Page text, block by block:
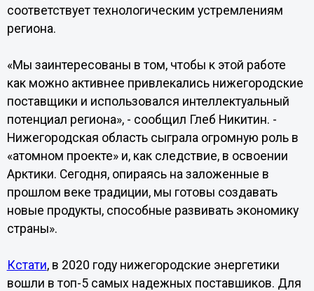
соответствует технологическим устремлениям
региона.
«Мы заинтересованы в том, чтобы к этой работе
как можно активнее привлекались нижегородские
поставщики и использовался интеллектуальный
потенциал региона», - сообщил Глеб Никитин. -
Нижегородская область сыграла огромную роль в
«атомном проекте» и, как следствие, в освоении
Арктики. Сегодня, опираясь на заложенные в
прошлом веке традиции, мы готовы создавать
новые продукты, способные развивать экономику
страны».
Кстати, в 2020 году нижегородские энергетики
вошли в топ-5 самых надежных поставшиков. Для